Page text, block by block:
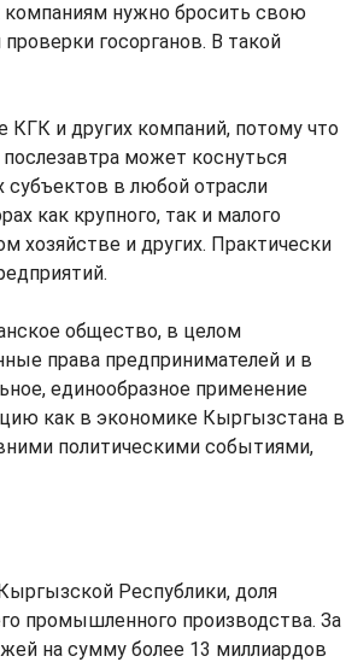
компаниям нужно бросить свою
госорганов. В такой
и других компаний, потому что
послезавтра может коснуться
в любой отрасли
как крупного, так и малого
хозяйстве и других. Практически
общество, в целом
права предпринимателей и в
единообразное применение
как в экономике Кыргызстана в
политическими событиями,
Республики, доля
промышленного производства. За
на сумму более 13 миллиардов